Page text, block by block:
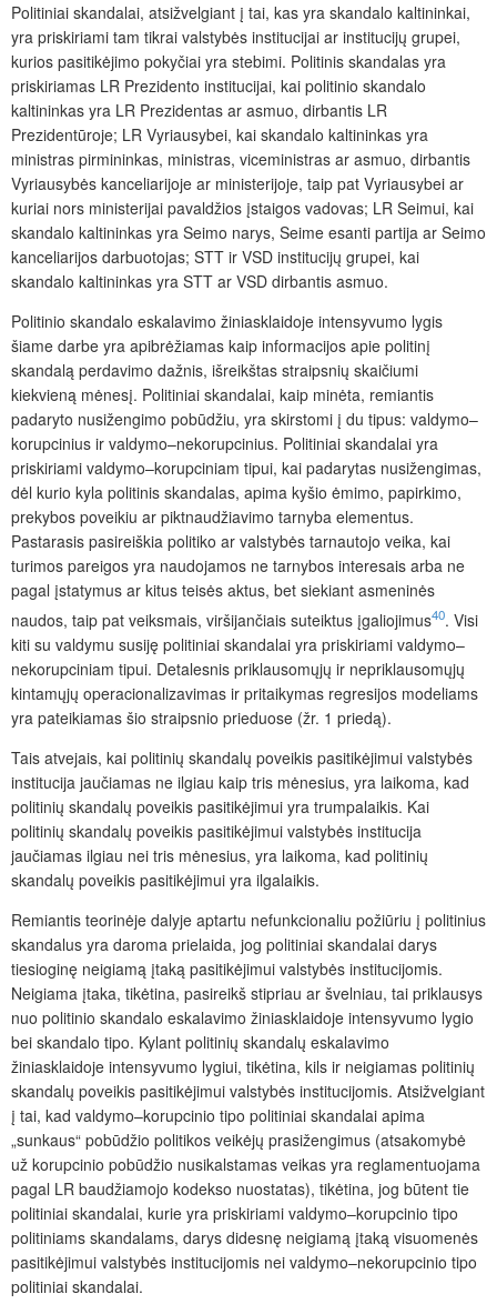
Politiniai skandalai, atsižvelgiant į tai, kas yra skandalo kaltininkai,
yra priskiriami tam tikrai valstybės institucijai ar institucijų grupei,
kurios pasitikėjimo pokyčiai yra stebimi. Politinis skandalas yra
priskiriamas LR Prezidento institucijai, kai politinio skandalo
kaltininkas yra LR Prezidentas ar asmuo, dirbantis LR
Prezidentūroje; LR Vyriausybei, kai skandalo kaltininkas yra
ministras pirmininkas, ministras, viceministras ar asmuo, dirbantis
Vyriausybės kanceliarijoje ar ministerijoje, taip pat Vyriausybei ar
kuriai nors ministerijai pavaldžios įstaigos vadovas; LR Seimui, kai
skandalo kaltininkas yra Seimo narys, Seime esanti partija ar Seimo
kanceliarijos darbuotojas; STT ir VSD institucijų grupei, kai
skandalo kaltininkas yra STT ar VSD dirbantis asmuo.
Politinio skandalo eskalavimo žiniasklaidoje intensyvumo lygis
šiame darbe yra apibrėžiamas kaip informacijos apie politinį
skandalą perdavimo dažnis, išreikštas straipsnių skaičiumi
kiekvieną mėnesį. Politiniai skandalai, kaip minėta, remiantis
padaryto nusižengimo pobūdžiu, yra skirstomi į du tipus: valdymo–
korupcinius ir valdymo–nekorupcinius. Politiniai skandalai yra
priskiriami valdymo–korupciniam tipui, kai padarytas nusižengimas,
dėl kurio kyla politinis skandalas, apima kyšio ėmimo, papirkimo,
prekybos poveikiu ar piktnaudžiavimo tarnyba elementus.
Pastarasis pasireiškia politiko ar valstybės tarnautojo veika, kai
turimos pareigos yra naudojamos ne tarnybos interesais arba ne
pagal įstatymus ar kitus teisės aktus, bet siekiant asmeninės
naudos, taip pat veiksmais, viršijančiais suteiktus įgaliojimus40. Visi
kiti su valdymu susiję politiniai skandalai yra priskiriami valdymo–
nekorupciniam tipui. Detalesnis priklausomųjų ir nepriklausomųjų
kintamųjų operacionalizavimas ir pritaikymas regresijos modeliams
yra pateikiamas šio straipsnio prieduose (žr. 1 priedą).
Tais atvejais, kai politinių skandalų poveikis pasitikėjimui valstybės
institucija jaučiamas ne ilgiau kaip tris mėnesius, yra laikoma, kad
politinių skandalų poveikis pasitikėjimui yra trumpalaikis. Kai
politinių skandalų poveikis pasitikėjimui valstybės institucija
jaučiamas ilgiau nei tris mėnesius, yra laikoma, kad politinių
skandalų poveikis pasitikėjimui yra ilgalaikis.
Remiantis teorinėje dalyje aptartu nefunkcionaliu požiūriu į politinius
skandalus yra daroma prielaida, jog politiniai skandalai darys
tiesioginę neigiamą įtaką pasitikėjimui valstybės institucijomis.
Neigiama įtaka, tikėtina, pasireikš stipriau ar švelniau, tai priklausys
nuo politinio skandalo eskalavimo žiniasklaidoje intensyvumo lygio
bei skandalo tipo. Kylant politinių skandalų eskalavimo
žiniasklaidoje intensyvumo lygiui, tikėtina, kils ir neigiamas politinių
skandalų poveikis pasitikėjimui valstybės institucijomis. Atsižvelgiant
į tai, kad valdymo–korupcinio tipo politiniai skandalai apima
„sunkaus“ pobūdžio politikos veikėjų prasižengimus (atsakomybė
už korupcinio pobūdžio nusikalstamas veikas yra reglamentuojama
pagal LR baudžiamojo kodekso nuostatas), tikėtina, jog būtent tie
politiniai skandalai, kurie yra priskiriami valdymo–korupcinio tipo
politiniams skandalams, darys didesnę neigiamą įtaką visuomenės
pasitikėjimui valstybės institucijomis nei valdymo–nekorupcinio tipo
politiniai skandalai.